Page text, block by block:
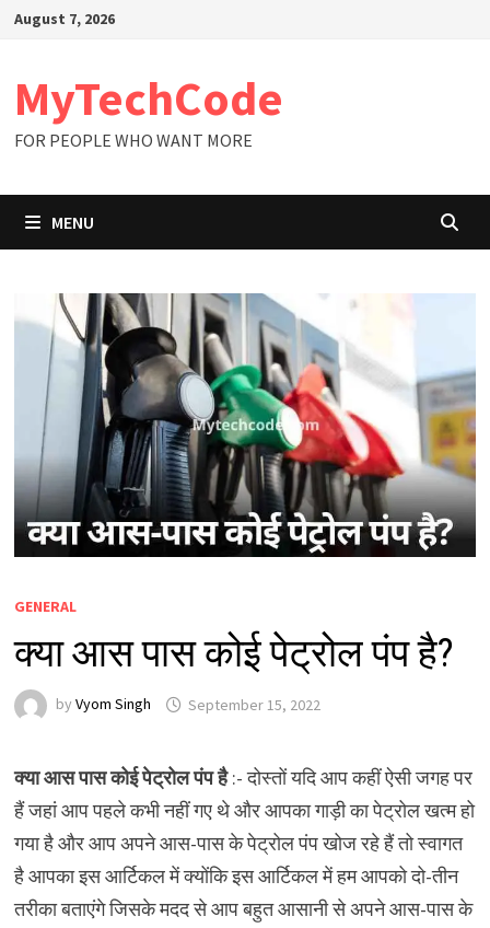
SkipAugust 7, 2026
MyTechCode
FOR PEOPLE WHO WANT MORE
MENU
GENERAL
क्या आस पास कोई पेट्रोल पंप है?
by Vyom Singh September 15, 2022
क्या आस पास कोई पेट्रोल पंप है:- दोस्तों यदि आप कहीं ऐसी जगह पर
हैं जहां आप पहले कभी नहीं गए थे और आपका गाड़ी का पेट्रोल खत्म हो
गया है और आप अपने आस-पास के पेट्रोल पंप खोज रहे हैं तो स्वागत
है आपका इस आर्टिकल में क्योंकि इस आर्टिकल में हम आपको दो-तीन
तरीका बताएंगे जिसके मदद से आप बहुत आसानी से अपने आस-पास के